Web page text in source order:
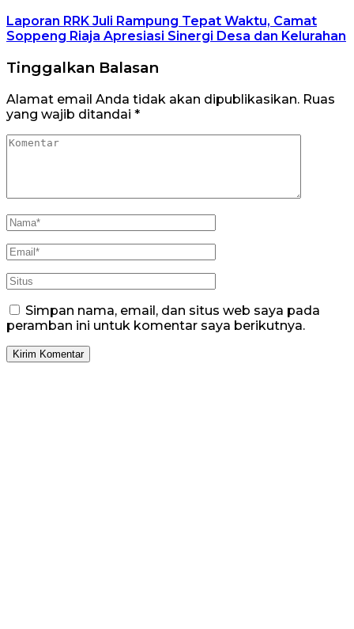
Laporan RRK Juli Rampung Tepat Waktu, Camat
Soppeng Riaja Apresiasi Sinergi Desa dan Kelurahan
Tinggalkan Balasan
Alamat email Anda tidak akan dipublikasikan. Ruas
yang wajib ditandai *
Simpan nama, email, dan situs web saya pada
peramban ini untuk komentar saya berikutnya.